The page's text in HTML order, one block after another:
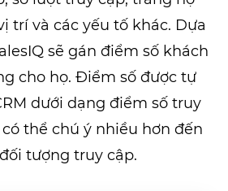
trí và các yếu tố khác. Dựa
sẽ gán điểm số khách
cho họ. Điểm số được tự
dưới dạng điểm số truy
thể chú ý nhiều hơn đến
tượng truy cập.